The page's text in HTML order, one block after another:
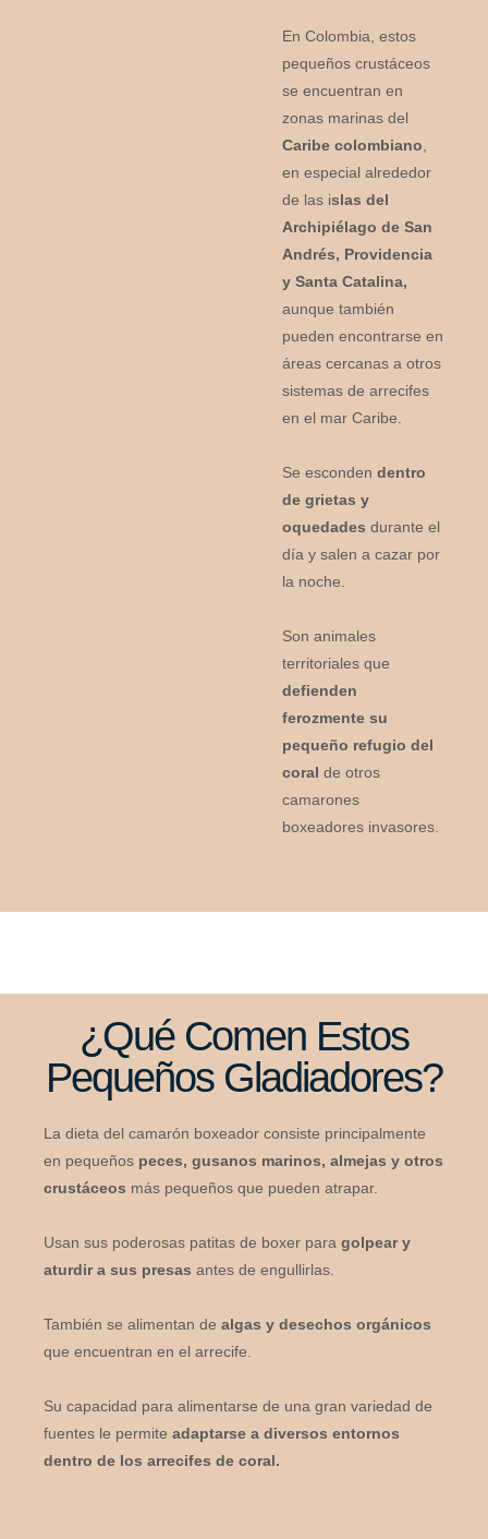
En Colombia, estos
pequeños crustáceos
se encuentran en
zonas marinas del
Caribe colombiano
en especial alrededor
de las islas del
Archipiélago de San
Andrés, Providencia
y Santa Catalina,
aunque también
pueden encontrarse en
áreas cercanas a otros
sistemas de arrecifes
en el mar Caribe.
Se escondendentro
de grietas y
oquedades durante el
día y salen a cazar por
la noche.
Son animales
territoriales que
defienden
ferozmente su
pequeño refugio del
coral de otros
camarones
boxeadores invasores.
¿Qué Comen Estos
Pequeños Gladiadores?
La dieta del camarón boxeador consiste principalmente
en pequeños peces, gusanos marinos, almejas y otros
crustáceos más pequeños que pueden atrapar.
Usan sus poderosas patitas de boxer para golpear y
aturdir a sus presas antes de engullirlas.
También se alimentan de algas y desechos orgánicos
que encuentran en el arrecife.
Su capacidad para alimentarse de una gran variedad de
fuentes le permite adaptarse a diversos entornos
dentro de los arrecifes de coral.